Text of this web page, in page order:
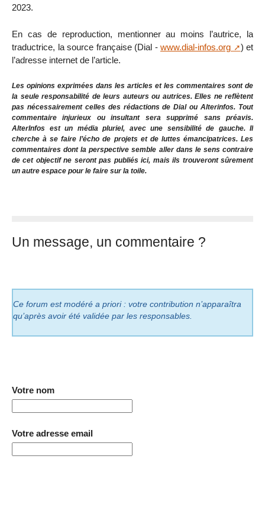
2023.
En cas de reproduction, mentionner au moins l’autrice, la
traductrice, la source française (Dial - www.dial-infos.org
) et
l’adresse internet de l’article.
Les opinions exprimées dans les articles et les commentaires sont de
la seule responsabilité de leurs auteurs ou autrices. Elles ne reflètent
pas nécessairement celles des rédactions de Dial ou Alterinfos. Tout
commentaire injurieux ou insultant sera supprimé sans préavis.
AlterInfos est un média pluriel, avec une sensibilité de gauche. Il
cherche à se faire l’écho de projets et de luttes émancipatrices. Les
commentaires dont la perspective semble aller dans le sens contraire
de cet objectif ne seront pas publiés ici, mais ils trouveront sûrement
un autre espace pour le faire sur la toile.
Un message, un commentaire ?
Ce forum est modéré a priori : votre contribution n’apparaîtra
qu’après avoir été validée par les responsables.
Votre nom
Votre adresse email